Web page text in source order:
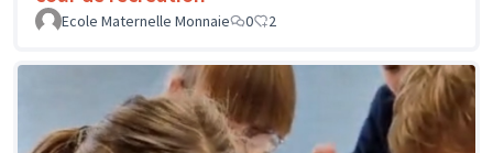
Ecole Maternelle Monnaie 0 2